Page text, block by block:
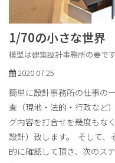
1/70の小さな世界
模型は建築設計事務所の要です
2020.07.25
簡単に設計事務所の仕事の
査（現地・法的・行政など
グ内容を打合せを幾度もな
設計）致します。 そして、
的に確認して頂き、次のス